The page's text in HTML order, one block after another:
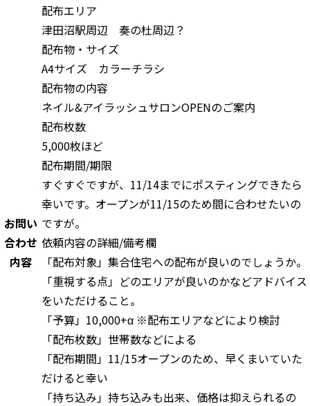
お問い
合わせ
内容
配布エリア
津田沼駅周辺 奏の杜周辺？
配布物・サイズ
A4サイズ カラーチラシ
配布物の内容
ネイル&アイラッシュサロンOPENのご案内
配布枚数
5,000枚ほど
配布期間/期限
すぐすぐですが、11/14までにポスティングできたら
幸いです。オープンが11/15のため間に合わせたいの
ですが。
依頼内容の詳細/備考欄
「配布対象」集合住宅への配布が良いのでしょうか。
「重視する点」どのエリアが良いのかなどアドバイス
をいただけること。
「予算」10,000+α ※配布エリアなどにより検討
「配布枚数」世帯数などによる
「配布期間」11/15オープンのため、早くまいていた
だけると幸い
「持ち込み」持ち込みも出来、価格は抑えられるの